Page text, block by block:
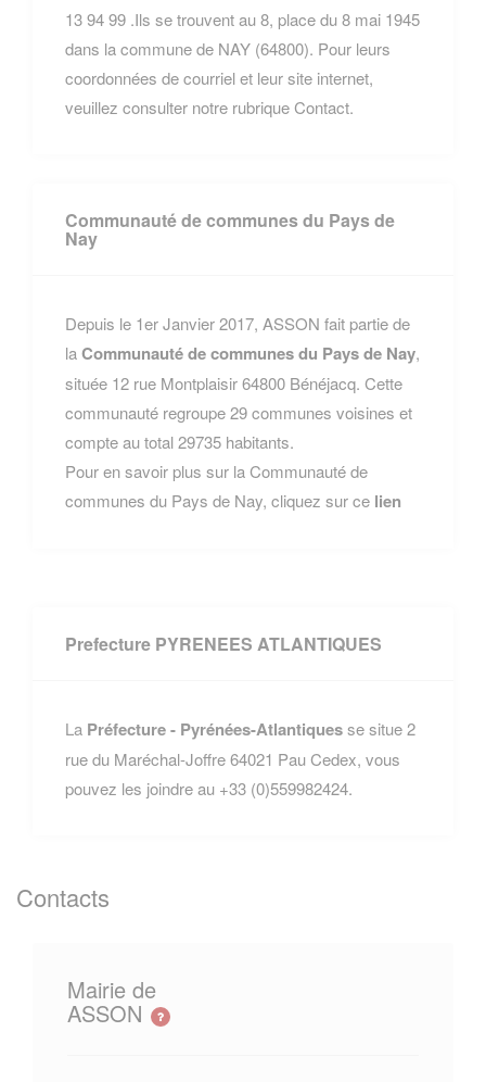
13 94 99 .Ils se trouvent au 8, place du 8 mai 1945
dans la commune de NAY (64800). Pour leurs
coordonnées de courriel et leur site internet,
veuillez consulter notre rubrique Contact.
Communauté de communes du Pays de
Nay
Depuis le 1er Janvier 2017, ASSON fait partie de
laCommunauté de communes du Pays de Nay,
située 12 rue Montplaisir 64800 Bénéjacq. Cette
communauté regroupe 29 communes voisines et
compte au total 29735 habitants.
Pour en savoir plus sur la Communauté de
communes du Pays de Nay, cliquez sur ce lien
Prefecture PYRENEES ATLANTIQUES
La Préfecture - Pyrénées-Atlantiquesse situe 2
rue du Maréchal-Joffre 64021 Pau Cedex, vous
pouvez les joindre au +33 (0)559982424.
Contacts
Mairie de
ASSON